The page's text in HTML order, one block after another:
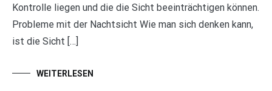
Kontrolle liegen und die die Sicht beeinträchtigen können.
Probleme mit der Nachtsicht Wie man sich denken kann,
ist die Sicht […]
WEITERLESEN